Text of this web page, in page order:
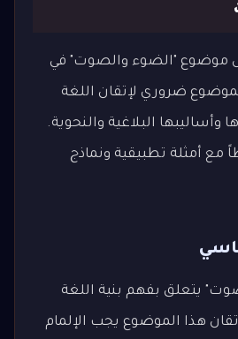
موضوع "الضوء والصوت" في
ضروري لإتقان اللغة
وأساليبها البلاغية والنحوية.
أمثلة تطبيقية ونماذج
يتعلق بفهم بنية اللغة
هذا الموضوع يجب الإلمام